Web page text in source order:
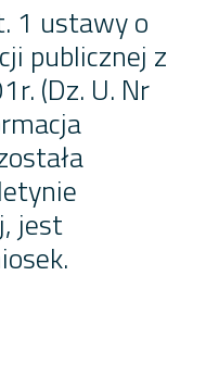
1 ustawy o
publicznej z
(Dz. U. Nr
jest